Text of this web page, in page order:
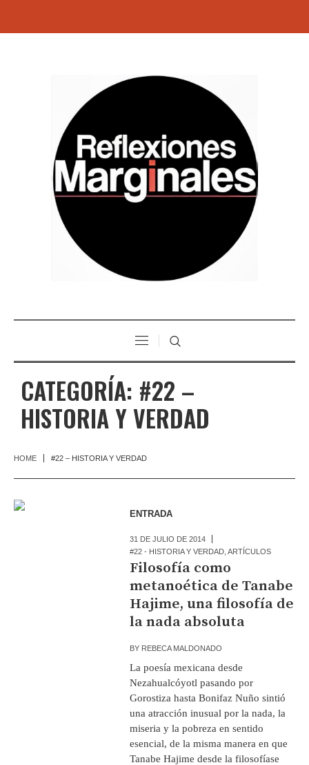
CATEGORÍA: #22 –
HISTORIA Y VERDAD
HOME #22 – HISTORIA Y VERDAD
ENTRADA
31 DE JULIO DE 2014
#22 - HISTORIA Y VERDAD ,ARTÍCULOS
Filosofía como
metanoética de Tanabe
Hajime, una filosofía de
la nada absoluta
BY REBECA MALDONADO
La poesía mexicana desde
Nezahualcóyotl pasando por
Gorostiza hasta Bonifaz Nuño sintió
una atracción inusual por la nada, la
miseria y la pobreza en sentido
esencial, de la misma manera en que
Tanabe Hajime desde la filosofíase